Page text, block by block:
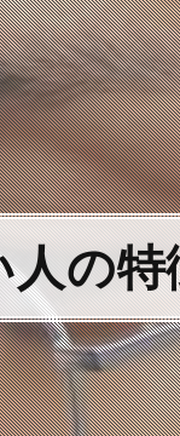
の